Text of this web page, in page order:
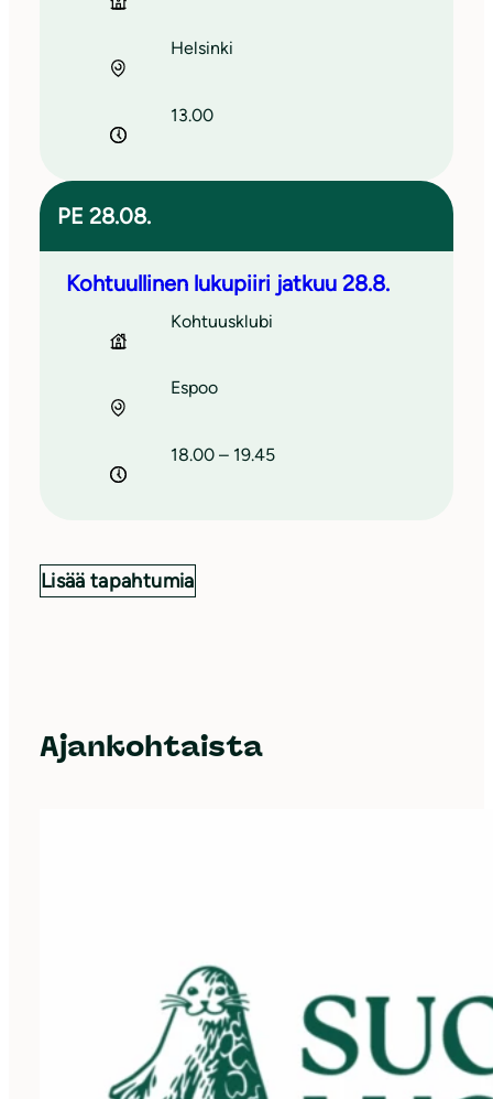
Helsinki
13.00
PE 28.08.
Kohtuullinen lukupiiri jatkuu 28.8.
Kohtuusklubi
Espoo
18.00 – 19.45
Lisää tapahtumia
Ajankohtaista